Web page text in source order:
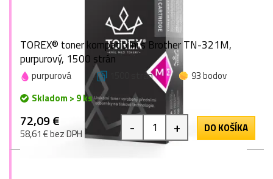
TOREX® toner kompatibilní s Brother TN-321M,
purpurový, 1500 strán
purpurová 1500 strán
93 bodov
Skladom > 9 ks
72,09 €
58,61 € bez DPH - + DO KOŠÍKA